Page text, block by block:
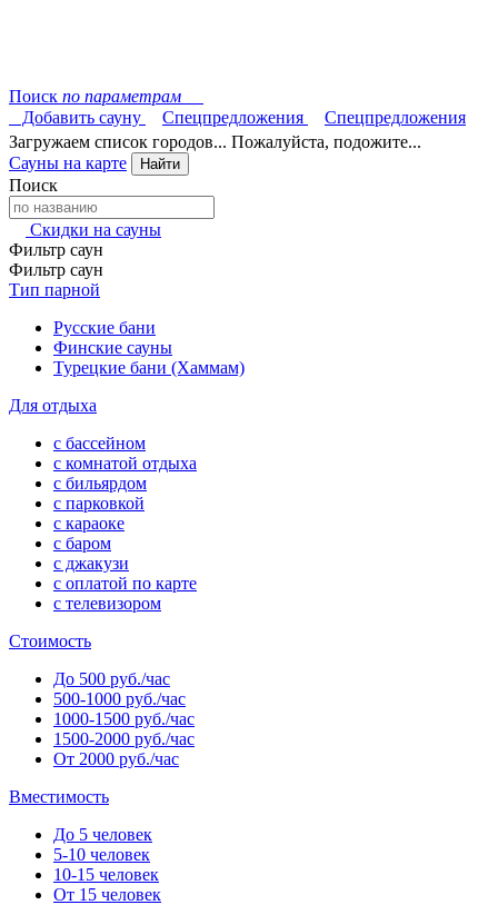
Поиск по параметрам
Добавить сауну
Спецпредложения
Спецпредложения
Загружаем список городов... Пожалуйста, подожите...
Сауны на карте
Найти
Поиск
Скидки на сауны
Фильтр саун
Фильтр саун
Тип парной
Русские бани
Финские сауны
Турецкие бани (Хаммам)
Для отдыха
с бассейном
с комнатой отдыха
с бильярдом
с парковкой
с караоке
с баром
с джакузи
с оплатой по карте
с телевизором
Стоимость
До 500 руб./час
500-1000 руб./час
1000-1500 руб./час
1500-2000 руб./час
От 2000 руб./час
Вместимость
До 5 человек
5-10 человек
10-15 человек
От 15 человек